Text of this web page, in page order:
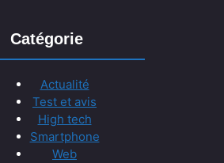
Catégorie
Actualité
Test et avis
High tech
Smartphone
Web